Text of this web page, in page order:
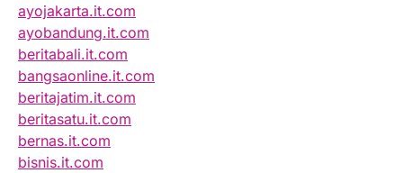
ayojakarta.it.com
ayobandung.it.com
beritabali.it.com
bangsaonline.it.com
beritajatim.it.com
beritasatu.it.com
bernas.it.com
bisnis.it.com